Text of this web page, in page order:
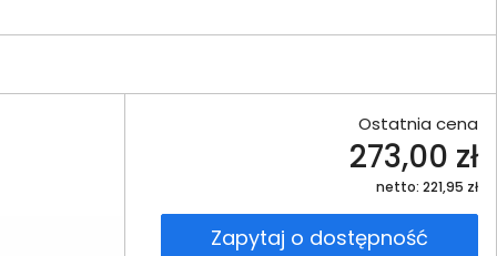
Ostatnia cena
273,00 zł
netto: 221,95 zł
Zapytaj o dostępność